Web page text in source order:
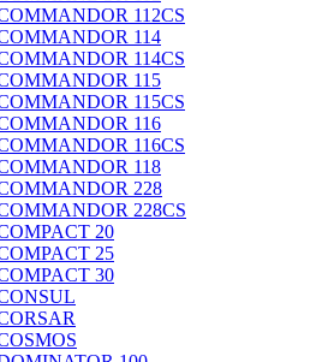
112CS
114
114CS
115
115CS
116
116CS
118
228
228CS
20
25
30